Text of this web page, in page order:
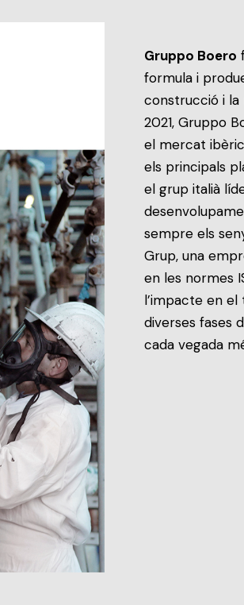
Gruppo Boero
formula i
construcció i la
2021, Gruppo
el mercat
els principals
el grup italià
sempre els
Grup, una
en les normes
l’impacte en
diverses fases
cada vegada